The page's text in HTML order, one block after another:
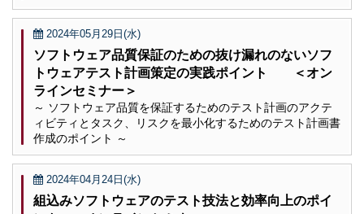
2024年05月29日(水)
ソフトウェア品質保証のための抜け漏れのないソフ
トウェアテスト計画策定の実践ポイント ＜オン
ラインセミナー＞
～ ソフトウェア品質を保証するためのテスト計画のアクテ
ィビティとタスク、リスクを最小化するためのテスト計画書
作成のポイント ～
2024年04月24日(水)
組込みソフトウェアのテスト技法と効率向上のポイ